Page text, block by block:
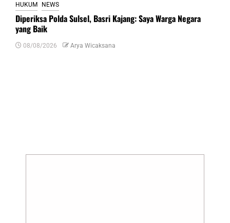
HUKUM NEWS
Diperiksa Polda Sulsel, Basri Kajang: Saya Warga Negara
yang Baik
08/08/2026 Arya Wicaksana